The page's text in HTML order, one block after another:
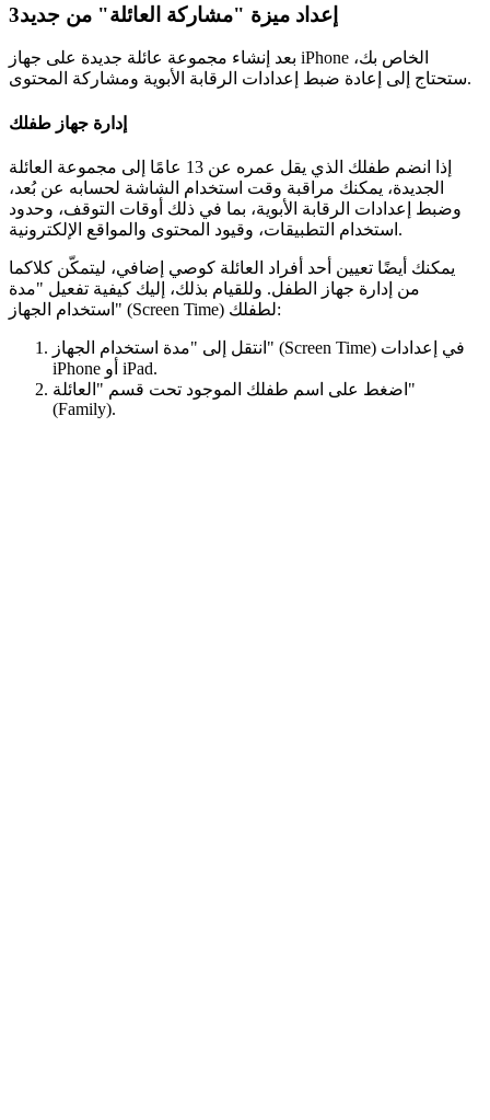
3إعداد ميزة "مشاركة العائلة" من جديد
بعد إنشاء مجموعة عائلة جديدة على جهاز iPhone الخاص بك،
ستحتاج إلى إعادة ضبط إعدادات الرقابة الأبوية ومشاركة المحتوى.
إدارة جهاز طفلك
إذا انضم طفلك الذي يقل عمره عن 13 عامًا إلى مجموعة العائلة
الجديدة، يمكنك مراقبة وقت استخدام الشاشة لحسابه عن بُعد،
وضبط إعدادات الرقابة الأبوية، بما في ذلك أوقات التوقف، وحدود
استخدام التطبيقات، وقيود المحتوى والمواقع الإلكترونية.
يمكنك أيضًا تعيين أحد أفراد العائلة كوصي إضافي، ليتمكّن كلاكما
من إدارة جهاز الطفل. وللقيام بذلك، إليك كيفية تفعيل "مدة
استخدام الجهاز" (Screen Time) لطفلك:
انتقل إلى "مدة استخدام الجهاز" (Screen Time) في إعدادات
iPhone أو iPad.
اضغط على اسم طفلك الموجود تحت قسم "العائلة"
(Family).